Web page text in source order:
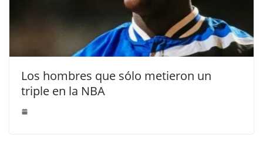
Los hombres que sólo metieron un
triple en la NBA